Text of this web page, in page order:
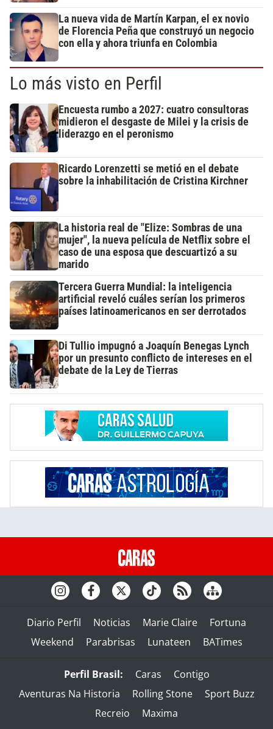
La nueva vida de Martín Karpan, el ex novio
de Florencia Peña que construyó un negocio
con ella y ahora triunfa en Colombia
Lo más visto en Perfil
Encuesta rumbo a 2027: cuatro consultoras
midieron el desgaste de Milei y la crisis de
liderazgo en el peronismo
Ricardo Lorenzetti se metió en el debate
sobre la inhabilitación de Cristina Kirchner
La historia real de "Elize: Sombras de una
mujer", la nueva película de Netflix sobre el
caso de una esposa que descuartizó a su
marido
Tercera Guerra Mundial: la inteligencia
artificial reveló cuáles serían los primeros
países latinoamericanos en ser derrotados
Di Tullio impugnó a Joaquín Benegas Lynch
por un presunto conflicto de intereses en el
debate de la Ley de Tierras
Diario Perfil Noticias Marie Claire
Fortuna
Weekend
Parabrisas Lunateen BATimes
Perfil Brasil: Caras
Contigo
Aventuras Na Historia
Rolling Stone
Sport Buzz
Recreio
Maxima